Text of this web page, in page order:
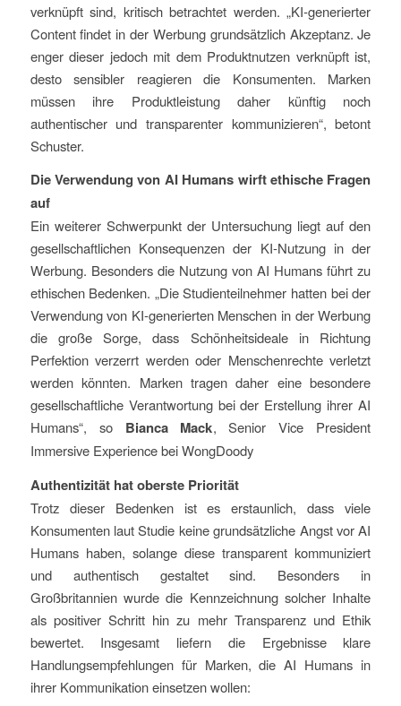
verknüpft sind, kritisch betrachtet werden. „KI-generierter
Content findet in der Werbung grundsätzlich Akzeptanz. Je
enger dieser jedoch mit dem Produktnutzen verknüpft ist,
desto sensibler reagieren die Konsumenten. Marken
müssen ihre Produktleistung daher künftig noch
authentischer und transparenter kommunizieren“, betont
Schuster.
Die Verwendung von AI Humans wirft ethische Fragen
auf
Ein weiterer Schwerpunkt der Untersuchung liegt auf den
gesellschaftlichen Konsequenzen der KI-Nutzung in der
Werbung. Besonders die Nutzung von AI Humans führt zu
ethischen Bedenken. „Die Studienteilnehmer hatten bei der
Verwendung von KI-generierten Menschen in der Werbung
die große Sorge, dass Schönheitsideale in Richtung
Perfektion verzerrt werden oder Menschenrechte verletzt
werden könnten. Marken tragen daher eine besondere
gesellschaftliche Verantwortung bei der Erstellung ihrer AI
Humans“, so Bianca Mack, Senior Vice President
Immersive Experience bei WongDoody
Authentizität hat oberste Priorität
Trotz dieser Bedenken ist es erstaunlich, dass viele
Konsumenten laut Studie keine grundsätzliche Angst vor AI
Humans haben, solange diese transparent kommuniziert
und authentisch gestaltet sind. Besonders in
Großbritannien wurde die Kennzeichnung solcher Inhalte
als positiver Schritt hin zu mehr Transparenz und Ethik
bewertet. Insgesamt liefern die Ergebnisse klare
Handlungsempfehlungen für Marken, die AI Humans in
ihrer Kommunikation einsetzen wollen: